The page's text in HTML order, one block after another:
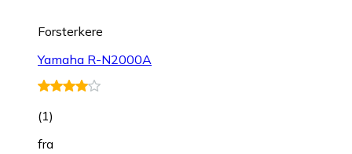
Forsterkere
Yamaha R-N2000A
(1)
fra